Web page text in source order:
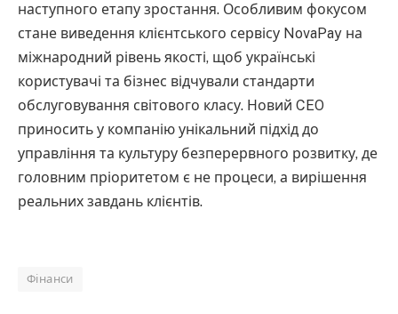
наступного етапу зростання. Особливим фокусом
стане виведення клієнтського сервісу NovaPay на
міжнародний рівень якості, щоб українські
користувачі та бізнес відчували стандарти
обслуговування світового класу. Новий CEO
приносить у компанію унікальний підхід до
управління та культуру безперервного розвитку, де
головним пріоритетом є не процеси, а вирішення
реальних завдань клієнтів.
Фінанси